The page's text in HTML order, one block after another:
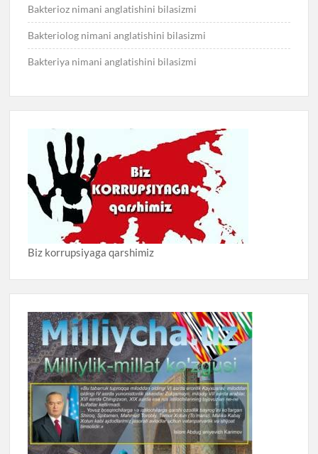
Bakterioz nimani anglatishini bilasizmi
Bakteriolog nimani anglatishini bilasizmi
Bakteriya nimani anglatishini bilasizmi
Biz korrupsiyaga qarshimiz